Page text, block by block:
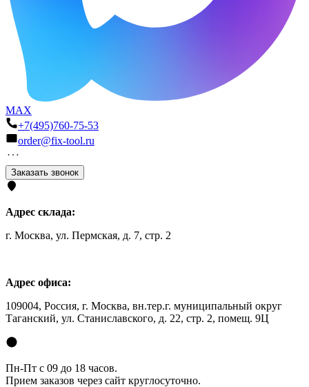
MAX
+7(495)760-75-53
order@fix-tool.ru
Заказать звонок
Адрес склада:
г. Москва, ул. Пермская, д. 7, стр. 2
Адрес офиса:
109004, Россия, г. Москва, вн.тер.г. муниципальный округ
Таганский, ул. Станиславского, д. 22, стр. 2, помещ. 9Ц
Пн-Пт с 09 до 18 часов.
Прием заказов через сайт круглосуточно.